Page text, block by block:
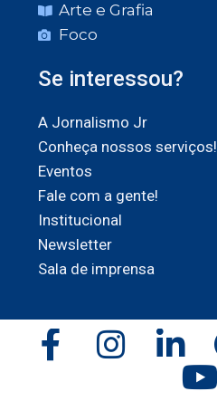
Arte e Grafia
Foco
Se interessou?
A Jornalismo Jr
Conheça nossos serviços!
Eventos
Fale com a gente!
Institucional
Newsletter
Sala de imprensa